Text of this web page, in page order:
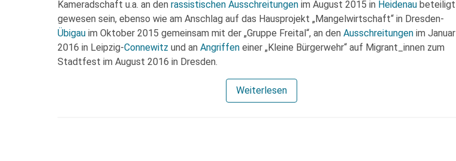
Kameradschaft u.a. an den rassistischen Ausschreitungen im August 2015 in Heidenau beteiligt
gewesen sein, ebenso wie am Anschlag auf das Hausprojekt „Mangelwirtschaft“ in Dresden-
Übigau im Oktober 2015 gemeinsam mit der „Gruppe Freital“, an den Ausschreitungen im Januar
2016 in Leipzig-Connewitz und an Angriffen einer „Kleine Bürgerwehr“ auf Migrant_innen zum
Stadtfest im August 2016 in Dresden.
Weiterlesen